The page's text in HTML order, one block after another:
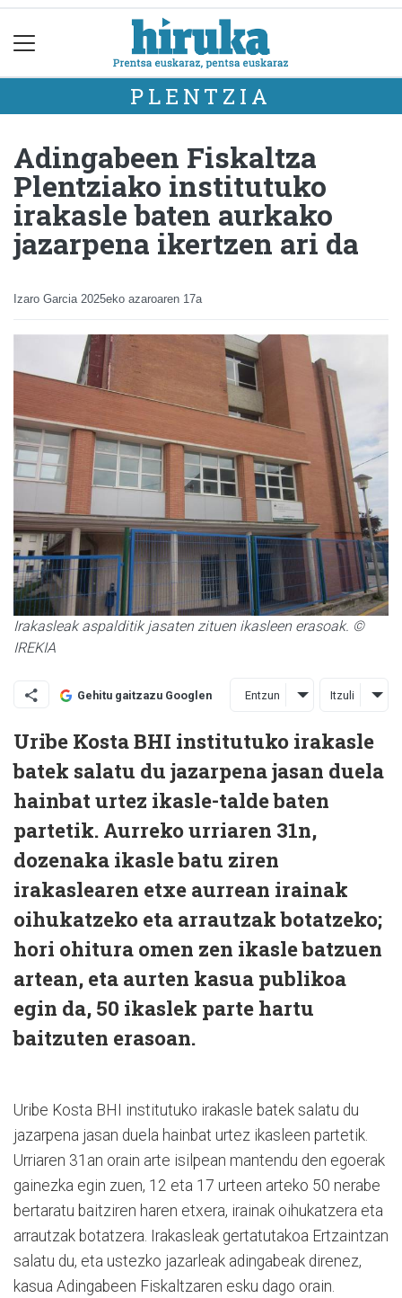
PLENTZIA
Adingabeen Fiskaltza
Plentziako institutuko
irakasle baten aurkako
jazarpena ikertzen ari da
Izaro Garcia 2025eko azaroaren 17a
Irakasleak aspalditik jasaten zituen ikasleen erasoak. ©
IREKIA
Gehitu gaitzazu Googlen Entzun Itzuli
Uribe Kosta BHI institutuko irakasle
batek salatu du jazarpena jasan duela
hainbat urtez ikasle-talde baten
partetik. Aurreko urriaren 31n,
dozenaka ikasle batu ziren
irakaslearen etxe aurrean irainak
oihukatzeko eta arrautzak botatzeko;
hori ohitura omen zen ikasle batzuen
artean, eta aurten kasua publikoa
egin da, 50 ikaslek parte hartu
baitzuten erasoan.
Uribe Kosta BHI institutuko irakasle batek salatu du
jazarpena jasan duela hainbat urtez ikasleen partetik.
Urriaren 31an orain arte isilpean mantendu den egoerak
gainezka egin zuen, 12 eta 17 urteen arteko 50 nerabe
bertaratu baitziren haren etxera, irainak oihukatzera eta
arrautzak botatzera. Irakasleak gertatutakoa Ertzaintzan
salatu du, eta ustezko jazarleak adingabeak direnez,
kasua Adingabeen Fiskaltzaren esku dago orain.